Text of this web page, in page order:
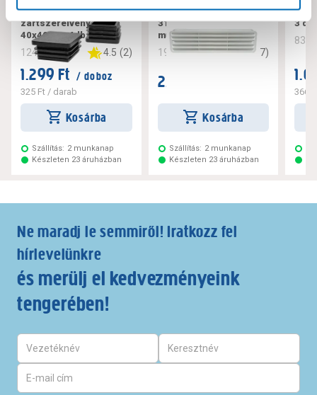
JKH műanyag
zártszerelvény sapka
40x40mm, 4db
124221 4.5 (2)
1.299 Ft / doboz
325 Ft / darab
Kosárba
Szállítás: 2 munkanap
Készleten 23 áruházban
JKH szellőzőrács
316x83mm, fehér,
műanyag
194101 4.7 7)
2.399 Ft
Kosárba
Szállítás: 2 munkanap
Készleten 23 áruházban
JKH
3
366
Ne maradj le semmiről! Iratkozz fel
hírlevelünkre
és merülj el kedvezményeink
tengerében!